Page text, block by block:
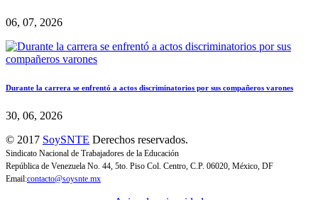
06, 07, 2026
Durante la carrera se enfrentó a actos discriminatorios por sus compañeros varones
30, 06, 2026
© 2017 SoySNTE Derechos reservados.
Sindicato Nacional de Trabajadores de la Educación
República de Venezuela No. 44, 5to. Piso Col. Centro, C.P. 06020, México, DF
Email:contacto@soysnte.mx